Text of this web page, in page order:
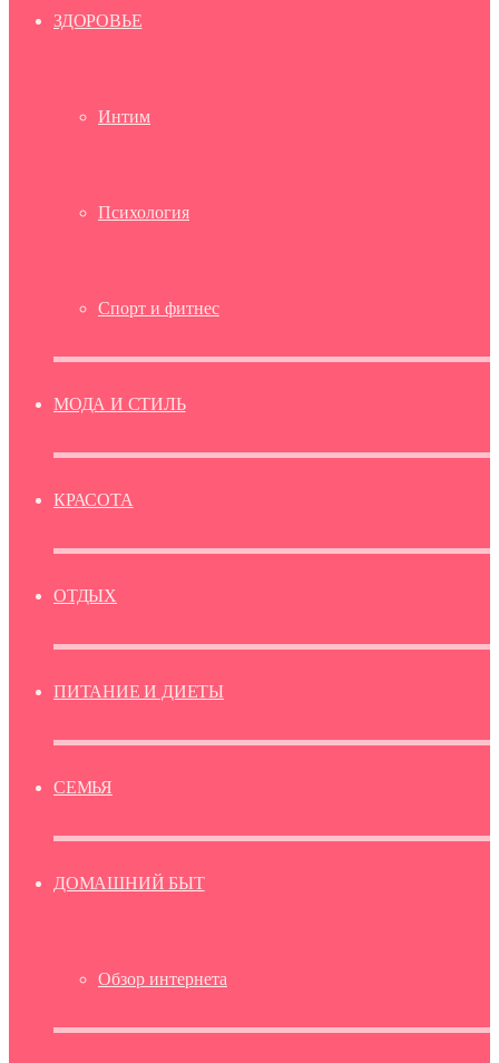
ЗДОРОВЬЕ
Интим
Психология
Спорт и фитнес
МОДА И СТИЛЬ
КРАСОТА
ОТДЫХ
ПИТАНИЕ И ДИЕТЫ
СЕМЬЯ
ДОМАШНИЙ БЫТ
Обзор интернета